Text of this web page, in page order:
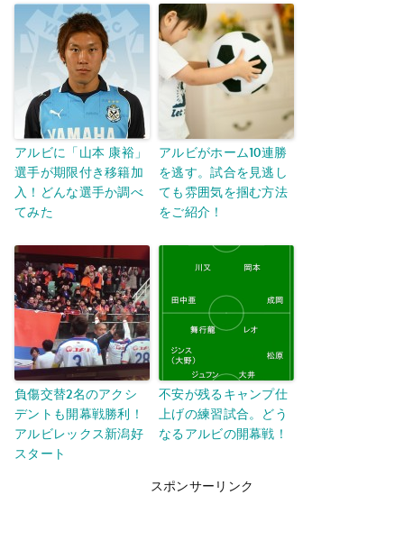
アルビに「山本 康裕」
選手が期限付き移籍加
入！どんな選手か調べ
てみた
アルビがホーム10連勝
を逃す。試合を見逃し
ても雰囲気を掴む方法
をご紹介！
負傷交替2名のアクシ
デントも開幕戦勝利！
アルビレックス新潟好
スタート
不安が残るキャンプ仕
上げの練習試合。どう
なるアルビの開幕戦！
スポンサーリンク